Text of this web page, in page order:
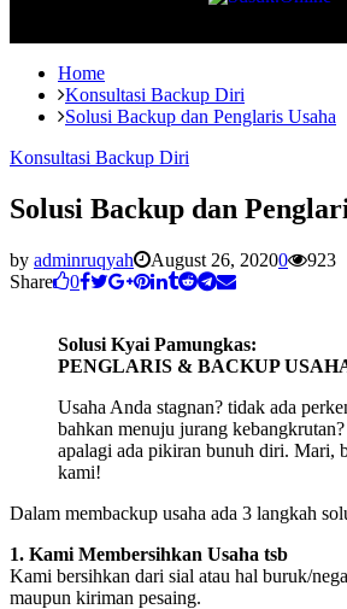
Home
Konsultasi Backup Diri
Solusi Backup dan Penglaris Usaha
Konsultasi Backup Diri
Solusi Backup dan
by adminruqyah August 26, 20200
923
Share
0
Solusi Kyai Pamungkas:
PENGLARIS & BACKUP
Usaha Anda stagnan? tidak ada
bahkan menuju jurang
apalagi ada pikiran bunuh diri. Mari,
kami!
Dalam membackup usaha ada 3 langkah
1. Kami Membersihkan Usaha tsb
Kami bersihkan dari sial atau hal buruk/
maupun kiriman pesaing.